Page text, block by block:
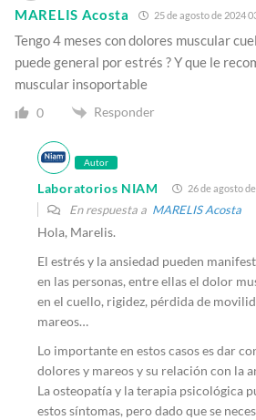
MARELIS Acosta 25 de agosto de 2024
Tengo 4 meses con dolores muscular
puede general por estrés ? Y que le
muscular insoportable
0 Responder
Autor
Laboratorios NIAM 26 de agosto
En respuesta a MARELIS Acosta
Hola, Marelis.
El estrés y la ansiedad pueden
en las personas, entre ellas el dolor
en el cuello, rigidez, pérdida de
mareos…
Lo importante en estos casos es dar
dolores y mareos y su relación con la
La osteopatía y la terapia psicológica
estos síntomas, pero dado que se